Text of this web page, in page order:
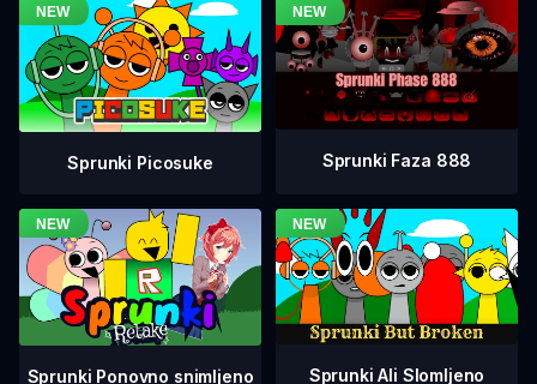
Sprunki Picosuke Sprunki Faza 888
Sprunki Ponovno snimljeno
Sprunki Ali Slomljeno